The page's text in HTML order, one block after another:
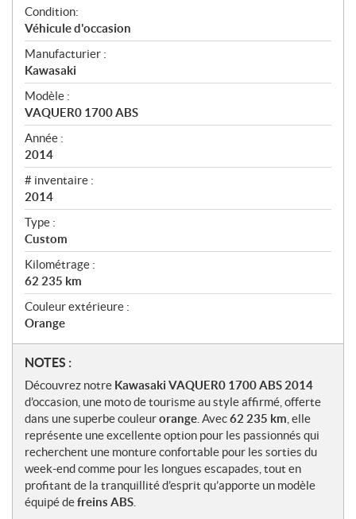
O
v
e
r
v
i
e
w
Condition:
Véhicule d'occasion
Manufacturier :
Kawasaki
Modèle :
VAQUER0 1700 ABS
Année :
2014
# inventaire :
2014
Type :
Custom
Kilométrage :
62 235 km
Couleur extérieure :
Orange
N
o
t
e
s
NOTES :
Découvrez notre Kawasaki VAQUER0 1700 ABS 2014
d’occasion, une moto de tourisme au style affirmé, offerte
dans une superbe couleurorange . Avec62 235 km , elle
représente une excellente option pour les passionnés qui
recherchent une monture confortable pour les sorties du
week-end comme pour les longues escapades, tout en
profitant de la tranquillité d’esprit qu’apporte un modèle
équipé defreins ABS